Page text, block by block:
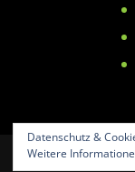
Datenschutz &
Weitere